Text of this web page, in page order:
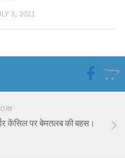
3, 2021
केंसिल पर बेमतलब की बहस।